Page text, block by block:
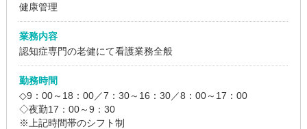
健康管理
業務内容
認知症専門の老健にて看護業務全般
勤務時間
◇9：00～18：00／7：30～16：30／8：00～17：00
◇夜勤17：00～9：30
※上記時間帯のシフト制